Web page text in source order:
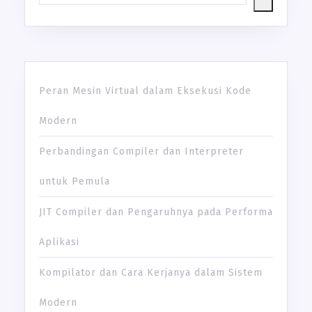
Peran Mesin Virtual dalam Eksekusi Kode
Modern
Perbandingan Compiler dan Interpreter
untuk Pemula
JIT Compiler dan Pengaruhnya pada Performa
Aplikasi
Kompilator dan Cara Kerjanya dalam Sistem
Modern